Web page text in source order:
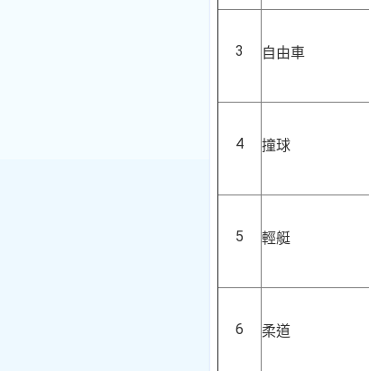
3 自由車
4 撞球
5 輕艇
6 柔道